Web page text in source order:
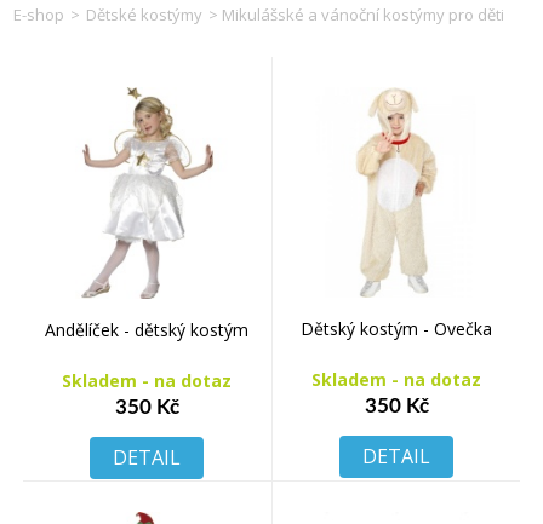
E-shop > Dětské kostýmy > Mikulášské a vánoční kostýmy pro děti
Andělíček - dětský kostým
Skladem - na dotaz
350 Kč
DETAIL
Dětský kostým - Ovečka
Skladem - na dotaz
350 Kč
DETAIL